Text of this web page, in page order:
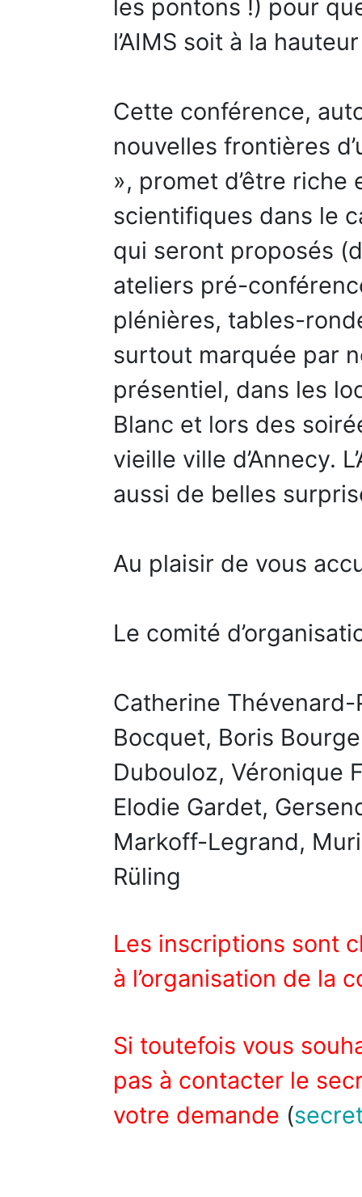
les pontons !) pour
l’AIMS soit à la
Cette conférence,
nouvelles frontières
», promet d’être
scientifiques dans le
qui seront proposés
ateliers pré-
plénières, tables-
surtout marquée par
présentiel, dans les
Blanc et lors des
vieille ville d’Annecy.
aussi de belles
Au plaisir de vous
Le comité
Catherine
Bocquet, Boris
Dubouloz, Véronique
Elodie Gardet,
Markoff-Legrand,
Rüling
Les inscriptions sont
à l’organisation de la
Si toutefois vous
pas à contacter le
votre demande (